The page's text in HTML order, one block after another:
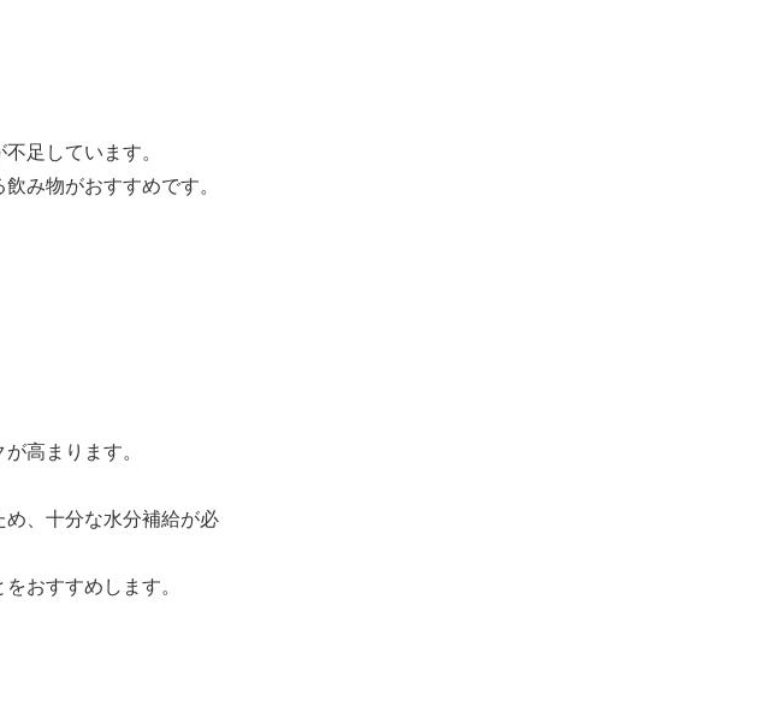
足しています。
み物がおすすめです。
高まります。
、十分な水分補給が必
おすすめします。